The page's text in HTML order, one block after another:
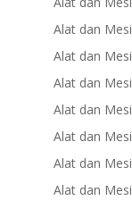
Alat dan
Alat dan
Alat dan
Alat dan
Alat dan
Alat dan
Alat dan